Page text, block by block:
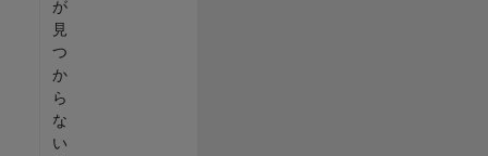
が
見
つ
か
ら
な
い